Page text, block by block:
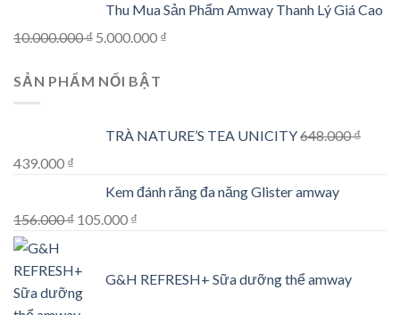
Thu Mua Sản Phẩm Amway Thanh Lý Giá Cao
10.000.000₫ Original
was:
5.000.000 ₫
SẢN PHẨM NỔI BẬT
TRÀ NATURE’S TEA UNICITY648.000₫
Original
648.000 ₫.
439.000 ₫
439.000 ₫.
Kem đánh răng đa năng Glister amway
156.000₫ Original
156.000 ₫.
105.000 ₫
105.000 ₫.
G&H REFRESH+ Sữa dưỡng thể amway